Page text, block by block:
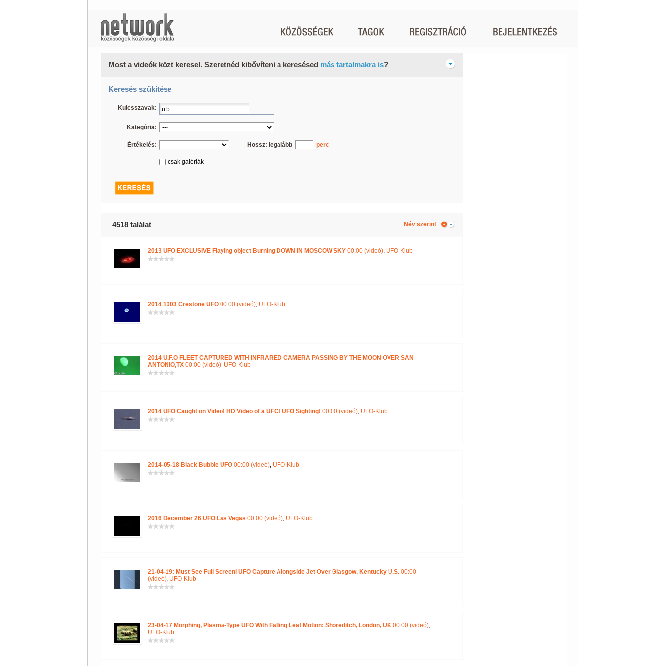
Most a videók közt keresel. Szeretnéd kibővíteni a keresésed más tartalmakra is?
Keresés szűkítése
Kulcsszavak:
Kategória:
Értékelés: Hossz: legalább perc
csak galériák
4518 találat Név szerint
2013 UFO EXCLUSIVE Flaying object Burning DOWN IN MOSCOW SKY00:00 (videó), UFO-Klub
2014 1003 Crestone UFO00:00 (videó), UFO-Klub
2014 U.F.O FLEET CAPTURED WITH INFRARED CAMERA PASSING BY THE MOON OVER SAN
ANTONIO,TX00:00 (videó), UFO-Klub
2014 UFO Caught on Video! HD Video of a UFO! UFO Sighting! 00:00 (videó), UFO-Klub
2014-05-18 Black Bubble UFO00:00 (videó), UFO-Klub
2016 December 26 UFO Las Vegas 00:00 (videó), UFO-Klub
21-04-19: Must See Full Screenl UFO Capture Alongside Jet Over Glasgow, Kentucky U.S.00:00
(videó), UFO-Klub
23-04-17 Morphing, Plasma-Type UFO With Falling Leaf Motion: Shoreditch, London, UK00:00 (videó),
UFO-Klub